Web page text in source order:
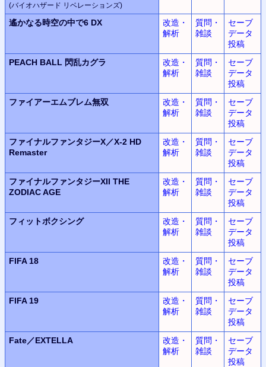
(バイオハザード リベレーションズ)
遙かなる時空の中で6 DX
改造・
解析
質問・
雑談
セーブ
データ
投稿
PEACH BALL 閃乱カグラ
改造・
解析
質問・
雑談
セーブ
データ
投稿
ファイアーエムブレム無双
改造・
解析
質問・
雑談
セーブ
データ
投稿
ファイナルファンタジーX／X-2 HD
Remaster
改造・
解析
質問・
雑談
セーブ
データ
投稿
ファイナルファンタジーXII THE
ZODIAC AGE
改造・
解析
質問・
雑談
セーブ
データ
投稿
フィットボクシング
改造・
解析
質問・
雑談
セーブ
データ
投稿
FIFA 18
改造・
解析
質問・
雑談
セーブ
データ
投稿
FIFA 19
改造・
解析
質問・
雑談
セーブ
データ
投稿
Fate／EXTELLA
改造・
解析
質問・
雑談
セーブ
データ
投稿